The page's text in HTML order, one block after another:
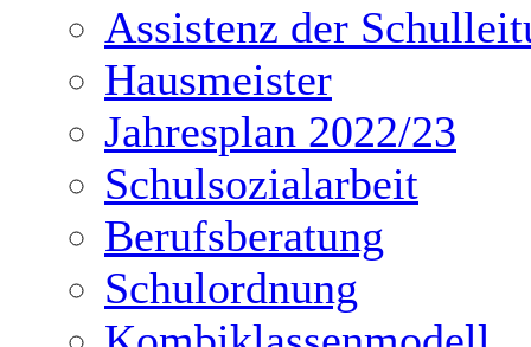
Assistenz der
Hausmeister
Jahresplan 2022/23
Schulsozialarbeit
Berufsberatung
Schulordnung